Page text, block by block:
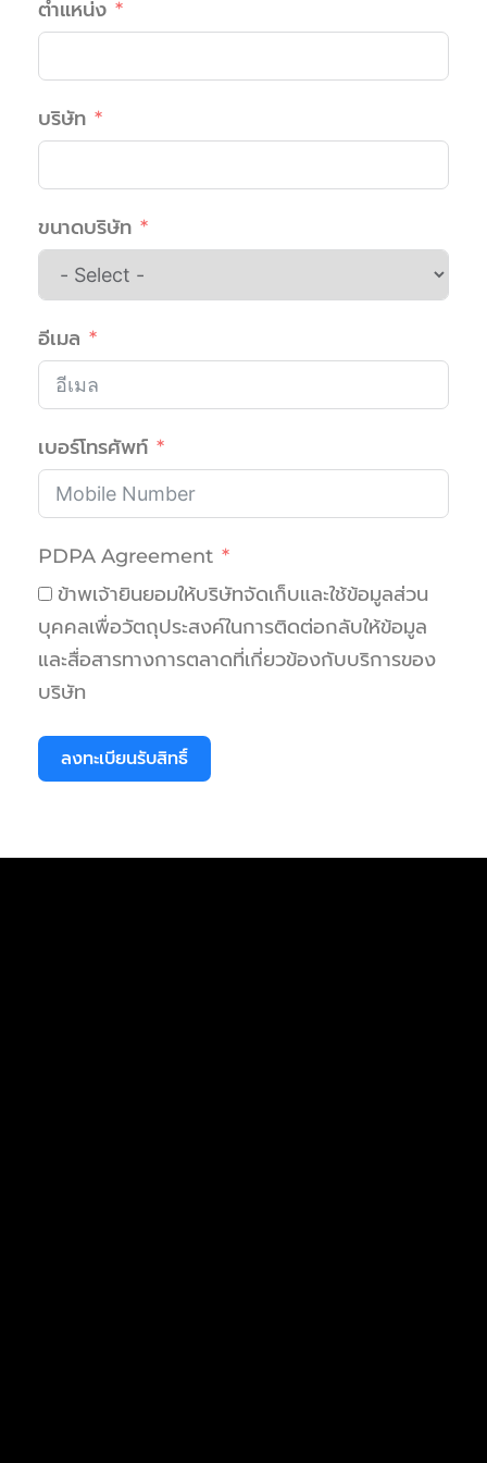
ตำแหน่ง
บริษัท
ขนาดบริษัท
อีเมล
เบอร์โทรศัพท์
PDPA Agreement
ข้าพเจ้ายินยอมให้บริษัทจัดเก็บและใช้ข้อมูลส่วน
บุคคลเพื่อวัตถุประสงค์ในการติดต่อกลับให้ข้อมูล
และสื่อสารทางการตลาดที่เกี่ยวข้องกับบริการของ
บริษัท
ลงทะเบียนรับสิทธิ์